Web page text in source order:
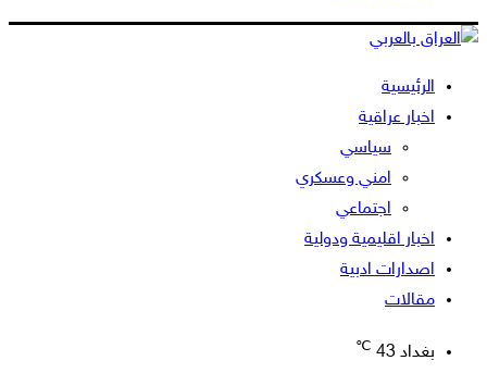
الرئيسية
اخبار عراقية
سياسي
امني وعسكري
اجتماعي
اخبار اقليمية ودولية
اصدارات ادبية
مقالات
بغداد 43
℃